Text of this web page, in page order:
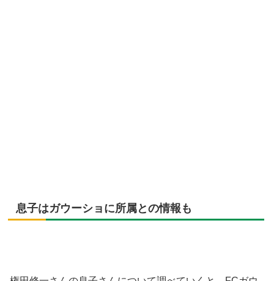
息子はガウーショに所属との情報も